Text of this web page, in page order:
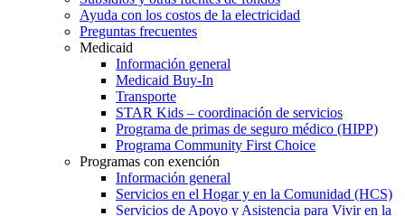
Ayuda con los costos de la electricidad
Preguntas frecuentes
Medicaid
Información general
Medicaid Buy-In
Transporte
STAR Kids – coordinación de servicios
Programa de primas de seguro médico (HIPP)
Programa Community First Choice
Programas con exención
Información general
Servicios en el Hogar y en la Comunidad (HCS)
Servicios de Apoyo y Asistencia para Vivir en la